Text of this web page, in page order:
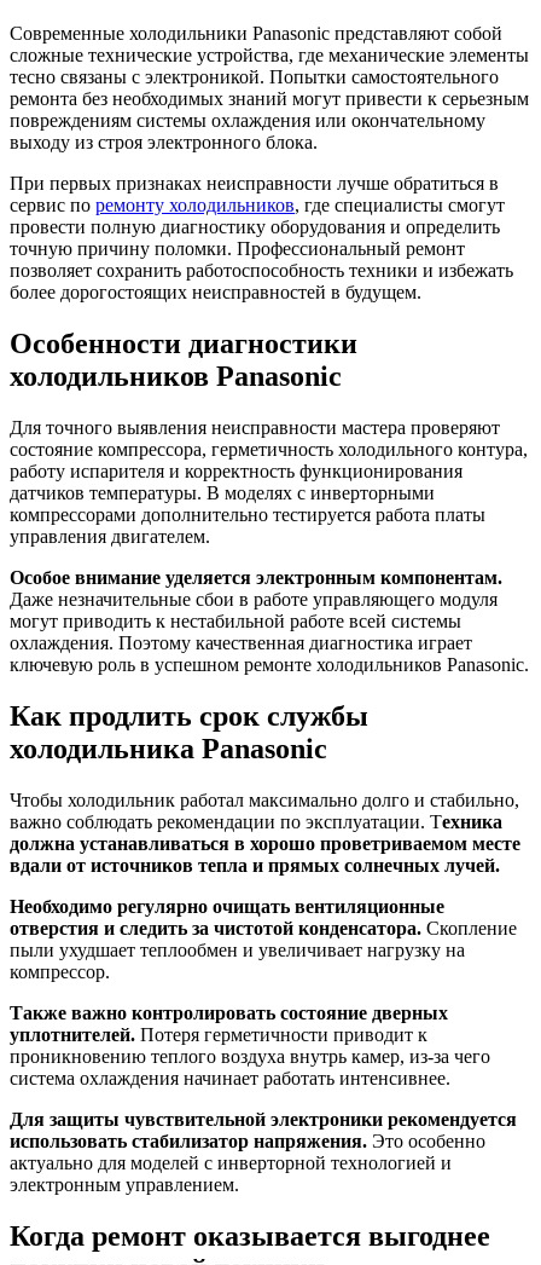
Современные холодильники Panasonic представляют собой
сложные технические устройства, где механические элементы
тесно связаны с электроникой. Попытки самостоятельного
ремонта без необходимых знаний могут привести к серьезным
повреждениям системы охлаждения или окончательному
выходу из строя электронного блока.
При первых признаках неисправности лучше обратиться в
сервис по ремонту холодильников, где специалисты смогут
провести полную диагностику оборудования и определить
точную причину поломки. Профессиональный ремонт
позволяет сохранить работоспособность техники и избежать
более дорогостоящих неисправностей в будущем.
Особенности диагностики
холодильников Panasonic
Для точного выявления неисправности мастера проверяют
состояние компрессора, герметичность холодильного контура,
работу испарителя и корректность функционирования
датчиков температуры. В моделях с инверторными
компрессорами дополнительно тестируется работа платы
управления двигателем.
Особое внимание уделяется электронным компонентам.
Даже незначительные сбои в работе управляющего модуля
могут приводить к нестабильной работе всей системы
охлаждения. Поэтому качественная диагностика играет
ключевую роль в успешном ремонте холодильников Panasonic.
Как продлить срок службы
холодильника Panasonic
Чтобы холодильник работал максимально долго и стабильно,
важно соблюдать рекомендации по эксплуатации. Техника
должна устанавливаться в хорошо проветриваемом месте
вдали от источников тепла и прямых солнечных лучей.
Необходимо регулярно очищать вентиляционные
отверстия и следить за чистотой конденсатора. Скопление
пыли ухудшает теплообмен и увеличивает нагрузку на
компрессор.
Также важно контролировать состояние дверных
уплотнителей. Потеря герметичности приводит к
проникновению теплого воздуха внутрь камер, из-за чего
система охлаждения начинает работать интенсивнее.
Для защиты чувствительной электроники рекомендуется
использовать стабилизатор напряжения. Это особенно
актуально для моделей с инверторной технологией и
электронным управлением.
Когда ремонт оказывается выгоднее